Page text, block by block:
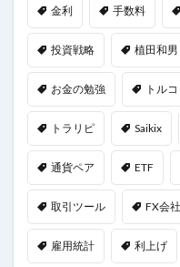
金利 手数料
投資戦略 植田和男
お金の勉強 トル
トラリピ Saikix
通貨ペア ETF
取引ツール FX会社
雇用統計 利上げ